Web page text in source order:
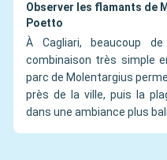
Observer les flamants de
Poetto
À Cagliari, beaucoup
combinaison très simple
parc de Molentargius
près de la ville, puis la
dans une ambiance plus